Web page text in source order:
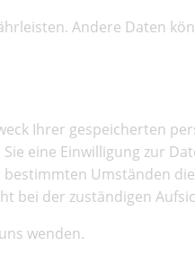
Andere Daten
Ihrer gespeicherten
eine Einwilligung zur
Umständen
bei der zuständigen
wenden.